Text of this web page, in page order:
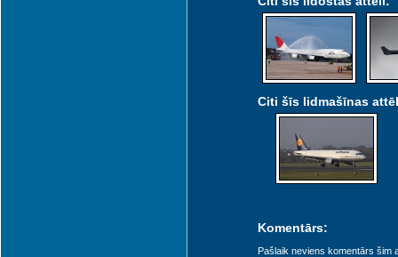
Citi šīs lidmašīnas
Komentārs:
Pašlaik neviens komentārs šim